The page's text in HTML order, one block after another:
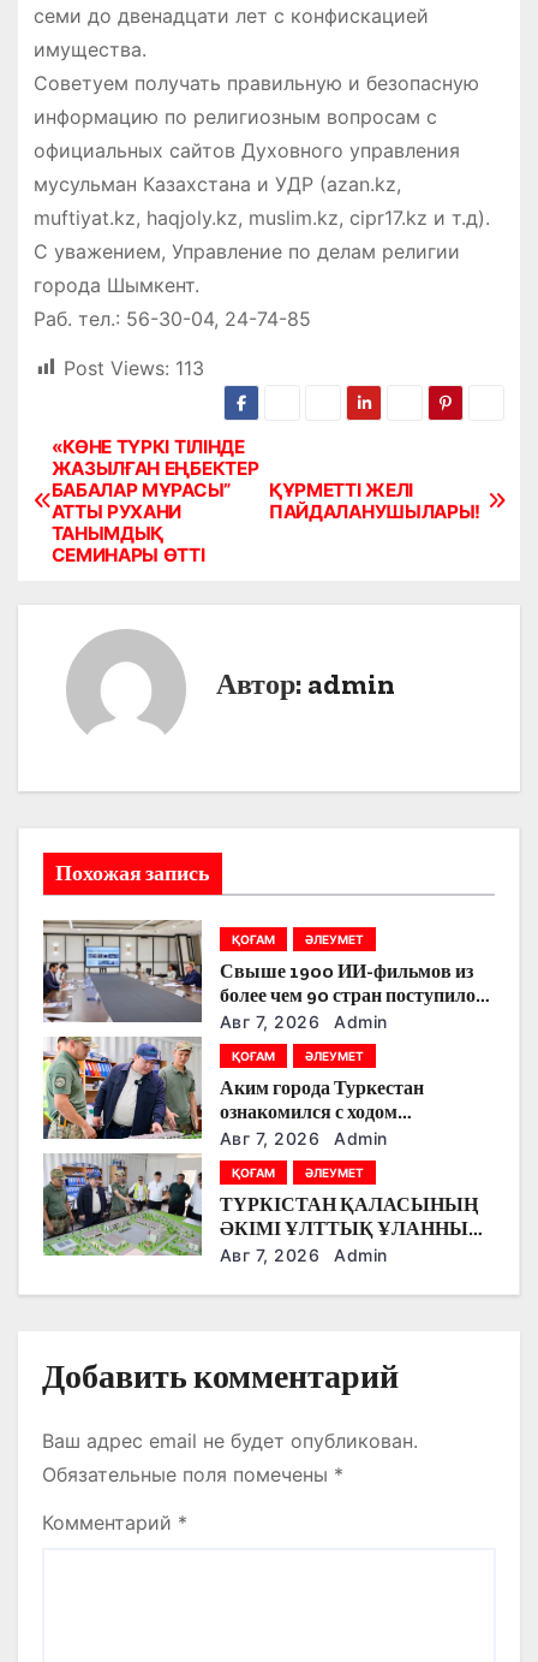
семи до двенадцати лет с конфискацией
имущества.
Советуем получать правильную и безопасную
информацию по религиозным вопросам с
официальных сайтов Духовного управления
мусульман Казахстана и УДР (azan.kz,
muftiyat.kz, haqjoly.kz, muslim.kz, cipr17.kz и т.д).
С уважением, Управление по делам религии
города Шымкент.
Раб. тел.: 56-30-04, 24-74-85
Post Views: 113
Н
а
в
и
я
п
о
з
а
п
и
с
я
ҚҰРМЕТТІ ЖЕЛІ
ПАЙДАЛАНУШЫЛАРЫ!
«КӨНЕ ТҮРКІ ТІЛІНДЕ
ЖАЗЫЛҒАН ЕҢБЕКТЕР
БАБАЛАР МҰРАСЫ”
АТТЫ РУХАНИ
ТАНЫМДЫҚ
СЕМИНАРЫ ӨТТІ
Автор: admin
Похожая запись
ҚОҒАМ ӘЛЕУМЕТ
Свыше 1900 ИИ-фильмов из
более чем 90 стран поступило
на Astana AI Film Festival
Авг 7, 2026 Admin
ҚОҒАМ ӘЛЕУМЕТ
Аким города Туркестан
ознакомился с ходом
строительства военного
городка Национальной гвардии
Авг 7, 2026 Admin
ҚОҒАМ ӘЛЕУМЕТ
ТҮРКІСТАН ҚАЛАСЫНЫҢ
ӘКІМІ ҰЛТТЫҚ ҰЛАННЫҢ
ЖАҢА ӘСКЕРИ
ҚҰРЫЛЫС БАРЫСЫМЕН
Авг 7, 2026 Admin
Добавить комментарий
Ваш адрес email не будет опубликован.
Обязательные поля помечены *
Комментарий *